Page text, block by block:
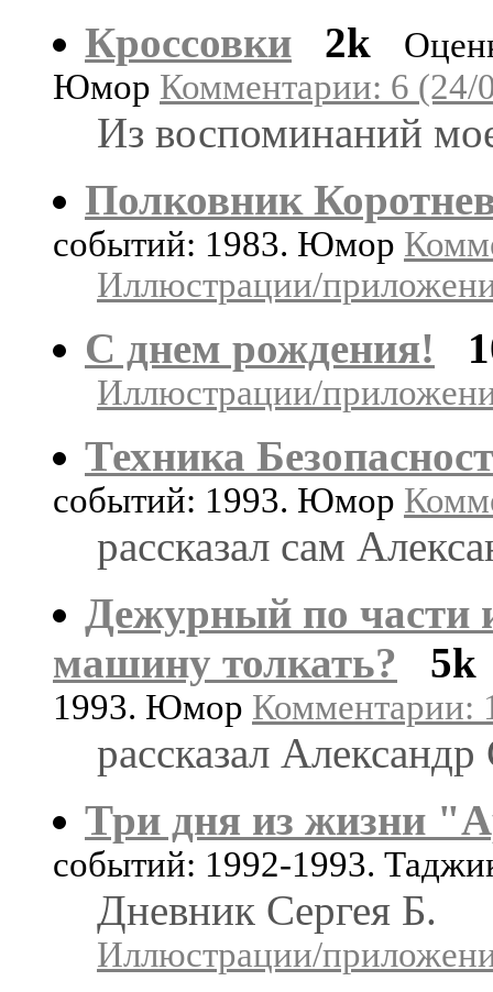
Кроссовки
2k
Юмор Комментарии: 6 (24/
Из воспоминаний
Полковник
событий: 1983. Юмор
Иллюстрации/
С днем рождения!
Иллюстрации/
Техника
событий: 1993. Юмор
рассказал сам
Дежурный по части
машину толкать?
5k
1993. Юмор Комментарии:
рассказал
Три дня из жизни
событий: 1992-1993.
Дневник Сергея Б.
Иллюстрации/